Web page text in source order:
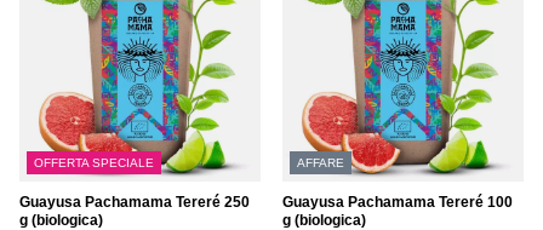
OFFERTA SPECIALE
Guayusa Pachamama Tereré 250
g (biologica)
AFFARE
Guayusa Pachamama Tereré 100
g (biologica)